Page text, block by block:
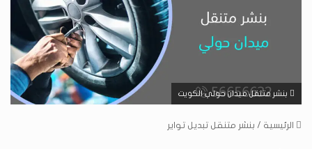
بنشر متنقل ميدان حولي الكويت
الرئيسية / بنشر متنقل تبديل تواير